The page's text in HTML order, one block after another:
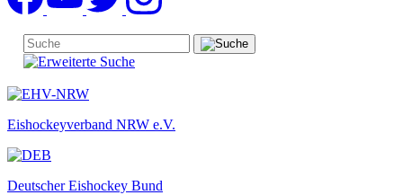
Eishockeyverband NRW e.V.
Deutscher Eishockey Bund